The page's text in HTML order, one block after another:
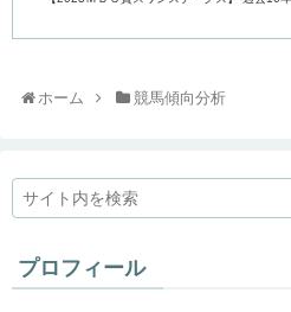
ホーム 競馬傾向分析
プロフィール